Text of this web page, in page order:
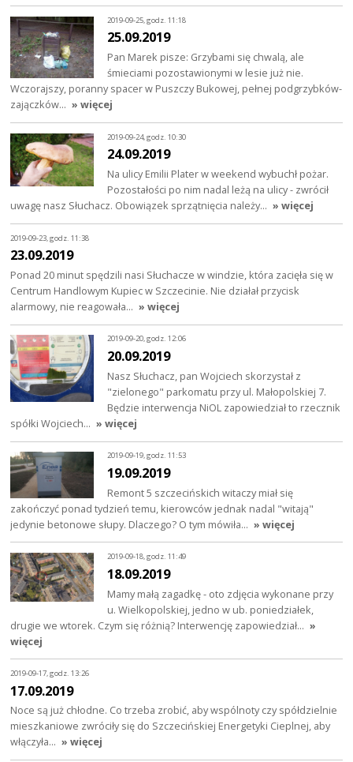
2019-09-25, godz. 11:18
25.09.2019
Pan Marek pisze: Grzybami się chwalą, ale
śmieciami pozostawionymi w lesie już nie.
Wczorajszy, poranny spacer w Puszczy Bukowej, pełnej podgrzybków-
zajączków… » więcej
2019-09-24, godz. 10:30
24.09.2019
Na ulicy Emilii Plater w weekend wybuchł pożar.
Pozostałości po nim nadal leżą na ulicy - zwrócił
uwagę nasz Słuchacz. Obowiązek sprzątnięcia należy… » więcej
2019-09-23, godz. 11:38
23.09.2019
Ponad 20 minut spędzili nasi Słuchacze w windzie, która zacięła się w
Centrum Handlowym Kupiec w Szczecinie. Nie działał przycisk
alarmowy, nie reagowała… » więcej
2019-09-20, godz. 12:06
20.09.2019
Nasz Słuchacz, pan Wojciech skorzystał z
"zielonego" parkomatu przy ul. Małopolskiej 7.
Będzie interwencja NiOL zapowiedział to rzecznik
spółki Wojciech… » więcej
2019-09-19, godz. 11:53
19.09.2019
Remont 5 szczecińskich witaczy miał się
zakończyć ponad tydzień temu, kierowców jednak nadal "witają"
jedynie betonowe słupy. Dlaczego? O tym mówiła… » więcej
2019-09-18, godz. 11:49
18.09.2019
Mamy małą zagadkę - oto zdjęcia wykonane przy
u. Wielkopolskiej, jedno w ub. poniedziałek,
drugie we wtorek. Czym się różnią? Interwencję zapowiedział… »
więcej
2019-09-17, godz. 13:26
17.09.2019
Noce są już chłodne. Co trzeba zrobić, aby wspólnoty czy spółdzielnie
mieszkaniowe zwróciły się do Szczecińskiej Energetyki Cieplnej, aby
włączyła… » więcej